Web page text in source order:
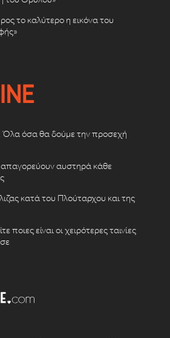
το καλύτερο η εικόνα του
όσα θα δούμε την προσεχή
απαγορεύουν αυστηρά κάθε
κατά του Πλούταρχου και της
είναι οι χειρότερες ταινίες